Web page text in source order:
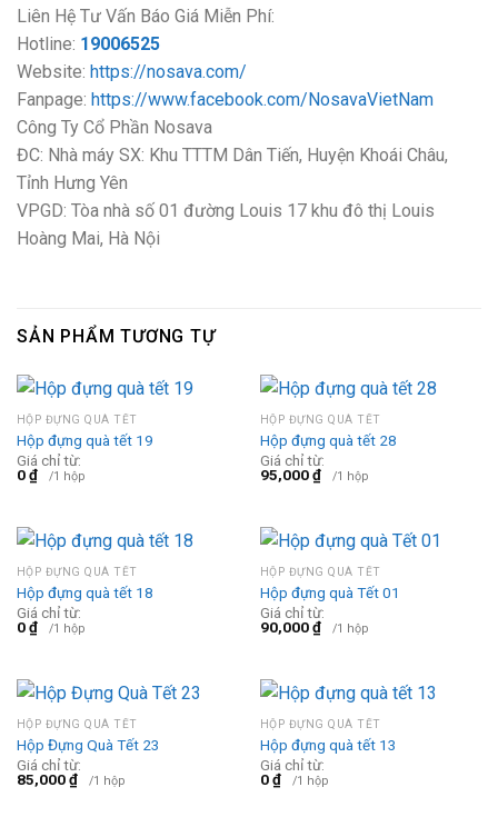
Liên Hệ Tư Vấn Báo Giá Miễn Phí:
Hotline: 19006525
Website: https://nosava.com/
Fanpage: https://www.facebook.com/NosavaVietNam
Công Ty Cổ Phần Nosava
ĐC: Nhà máy SX: Khu TTTM Dân Tiến, Huyện Khoái Châu,
Tỉnh Hưng Yên
VPGD: Tòa nhà số 01 đường Louis 17 khu đô thị Louis
Hoàng Mai, Hà Nội
SẢN PHẨM TƯƠNG TỰ
HỘP ĐỰNG QUÀ TẾT
Hộp đựng quà tết 19
Giá chỉ từ:
0₫ /1 hộp
HỘP ĐỰNG QUÀ TẾT
Hộp đựng quà tết 28
Giá chỉ từ:
95,000₫ /1 hộp
HỘP ĐỰNG QUÀ TẾT
Hộp đựng quà tết 18
Giá chỉ từ:
0₫ /1 hộp
HỘP ĐỰNG QUÀ TẾT
Hộp đựng quà Tết 01
Giá chỉ từ:
90,000₫ /1 hộp
HỘP ĐỰNG QUÀ TẾT
Hộp Đựng Quà Tết 23
Giá chỉ từ:
85,000₫ /1 hộp
HỘP ĐỰNG QUÀ TẾT
Hộp đựng quà tết 13
Giá chỉ từ:
0₫ /1 hộp